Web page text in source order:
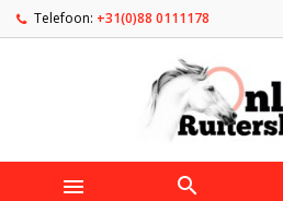
Telefoon: +31(0)88 0111178
 